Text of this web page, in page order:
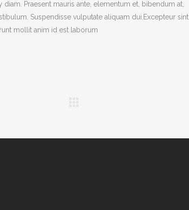
Praesent mauris ante, elementum et, bibendum at,
Suspendisse vulputate aliquam dui.Excepteur sint
mollit anim id est laborum